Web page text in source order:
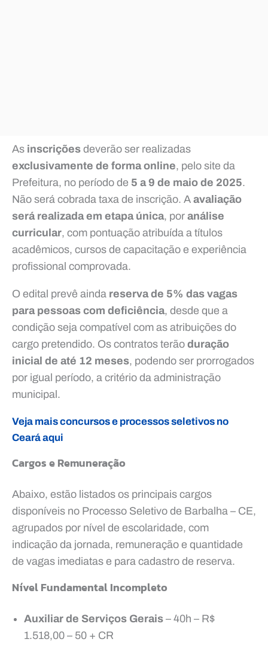
As inscrições deverão ser realizadas
exclusivamente de forma online, pelo site da
Prefeitura, no período de 5 a 9 de maio de 2025.
Não será cobrada taxa de inscrição. A avaliação
será realizada em etapa única, por análise
curricular, com pontuação atribuída a títulos
acadêmicos, cursos de capacitação e experiência
profissional comprovada.
O edital prevê ainda reserva de 5% das vagas
para pessoas com deficiência, desde que a
condição seja compatível com as atribuições do
cargo pretendido. Os contratos terão duração
inicial de até 12 meses, podendo ser prorrogados
por igual período, a critério da administração
municipal.
Veja mais concursos e processos seletivos no
Ceará aqui
Cargos e Remuneração
Abaixo, estão listados os principais cargos
disponíveis no Processo Seletivo de Barbalha – CE,
agrupados por nível de escolaridade, com
indicação da jornada, remuneração e quantidade
de vagas imediatas e para cadastro de reserva.
Nível Fundamental Incompleto
Auxiliar de Serviços Gerais – 40h – R$
1.518,00 – 50 + CR